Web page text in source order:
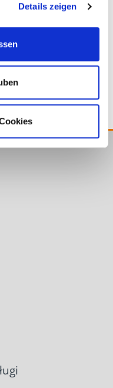
Details zeigen